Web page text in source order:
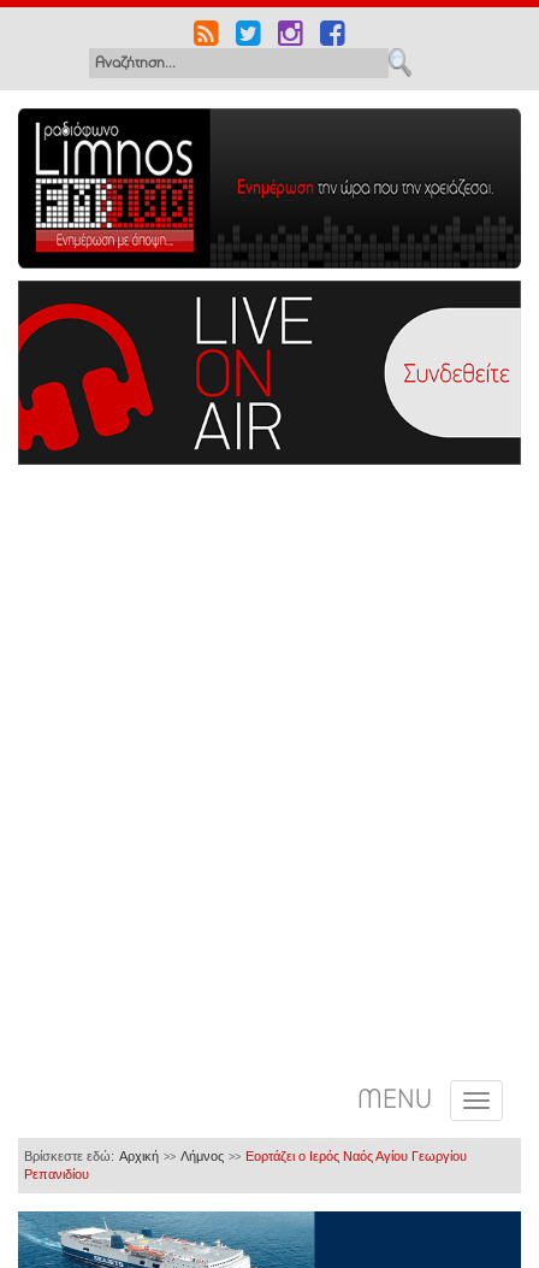
MENU
Βρίσκεστε εδώ: Αρχική >> Λήμνος >> Εορτάζει ο Ιερός Ναός Αγίου Γεωργίου
Ρεπανιδίου